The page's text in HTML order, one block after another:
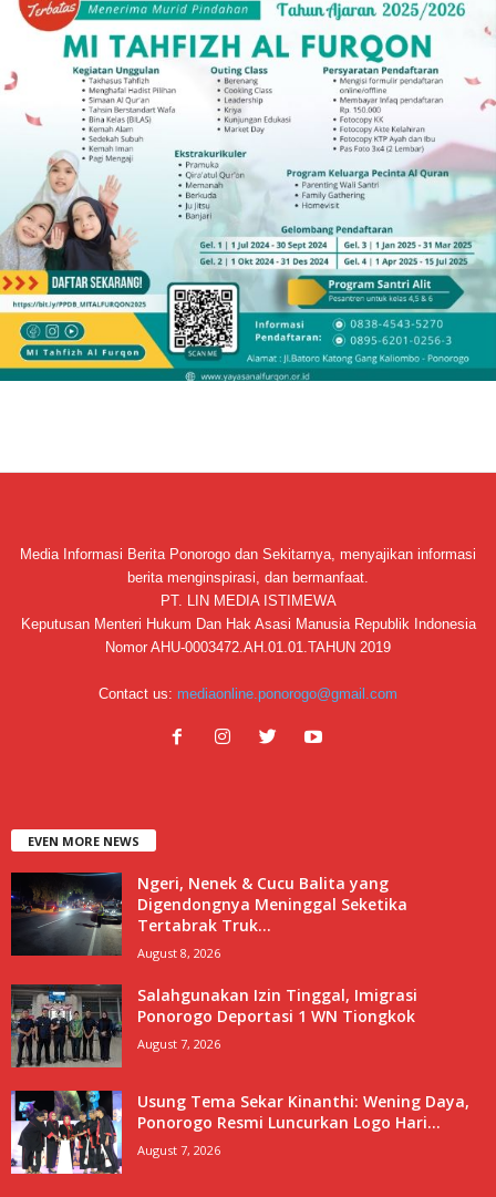
Media Informasi Berita Ponorogo dan Sekitarnya, menyajikan informasi
berita menginspirasi, dan bermanfaat.
PT. LIN MEDIA ISTIMEWA
Keputusan Menteri Hukum Dan Hak Asasi Manusia Republik Indonesia
Nomor AHU-0003472.AH.01.01.TAHUN 2019
Contact us: mediaonline.ponorogo@gmail.com
EVEN MORE NEWS
Ngeri, Nenek & Cucu Balita yang
Digendongnya Meninggal Seketika
Tertabrak Truk...
August 8, 2026
Salahgunakan Izin Tinggal, Imigrasi
Ponorogo Deportasi 1 WN Tiongkok
August 7, 2026
Usung Tema Sekar Kinanthi: Wening Daya,
Ponorogo Resmi Luncurkan Logo Hari...
August 7, 2026